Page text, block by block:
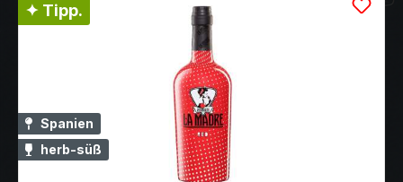
✦ Tipp.
Spanien
herb-süß